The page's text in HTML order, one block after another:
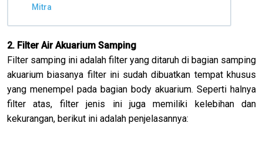
Mitra
2. Filter Air Akuarium Samping
Filter samping ini adalah filter yang ditaruh di bagian samping
akuarium biasanya filter ini sudah dibuatkan tempat khusus
yang menempel pada bagian body akuarium. Seperti halnya
filter atas, filter jenis ini juga memiliki kelebihan dan
kekurangan, berikut ini adalah penjelasannya: